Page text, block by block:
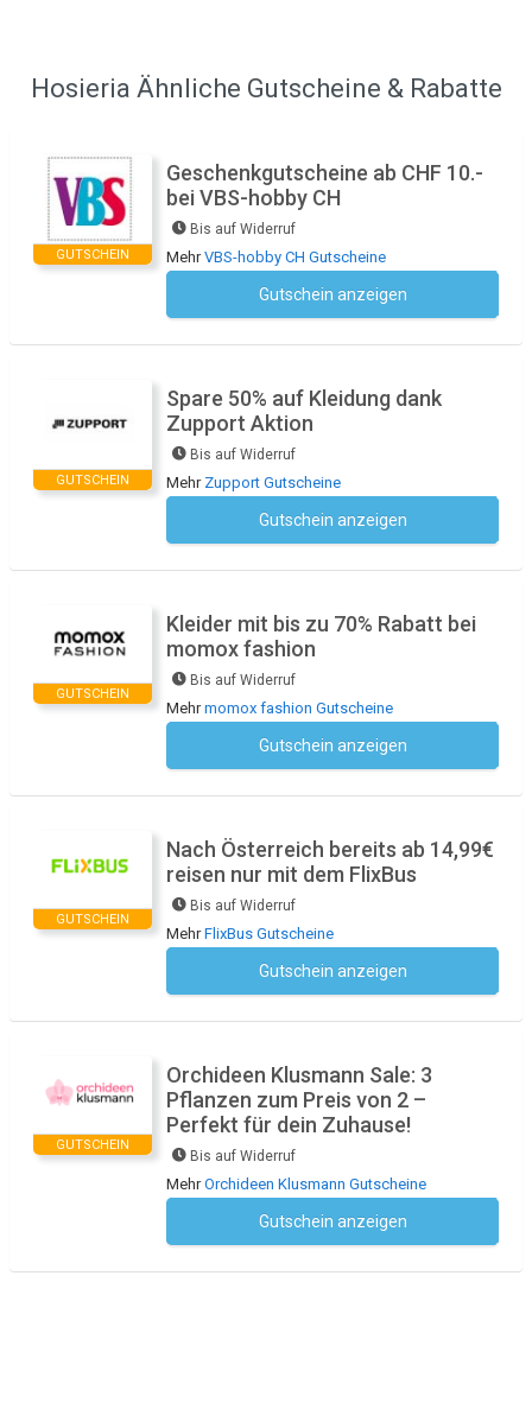
Hosieria Ähnliche Gutscheine & Rabatte
GUTSCHEIN
Geschenkgutscheine ab CHF 10.-
bei VBS-hobby CH
Bis auf Widerruf
MehrVBS-hobby CH Gutscheine
Gutschein anzeigen
GUTSCHEIN
Spare 50% auf Kleidung dank
Zupport Aktion
Bis auf Widerruf
Mehr Zupport Gutscheine
Gutschein anzeigen
GUTSCHEIN
Kleider mit bis zu 70% Rabatt bei
momox fashion
Bis auf Widerruf
Mehrmomox fashion Gutscheine
Gutschein anzeigen
GUTSCHEIN
Nach Österreich bereits ab 14,99€
reisen nur mit dem FlixBus
Bis auf Widerruf
MehrFlixBus Gutscheine
Gutschein anzeigen
GUTSCHEIN
Orchideen Klusmann Sale: 3
Pflanzen zum Preis von 2 –
Perfekt für dein Zuhause!
Bis auf Widerruf
MehrOrchideen Klusmann Gutscheine
Gutschein anzeigen